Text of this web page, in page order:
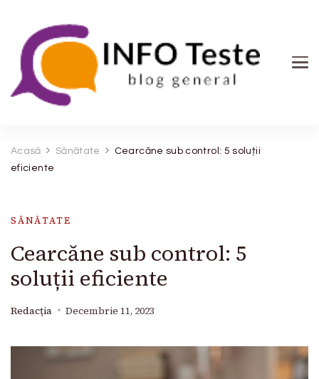
Acasă Sănătate
Cearcăne sub control: 5 soluții
eficiente
SĂNĂTATE
Cearcăne sub control: 5
soluții eficiente
Redacția Decembrie 11, 2023